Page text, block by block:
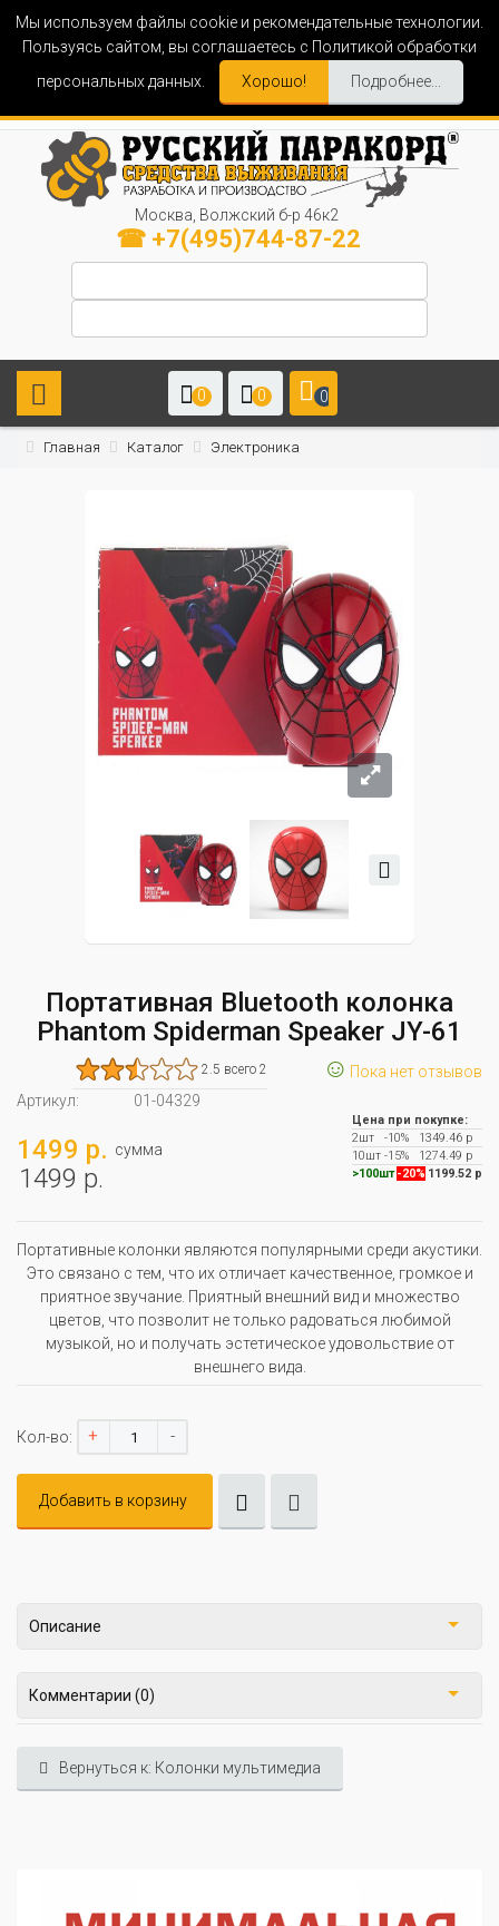
Мы используем файлы cookie и рекомендательные технологии.
Пользуясь сайтом, вы соглашаетесь с Политикой обработки
персональных данных.
Хорошо! Подробнее...
Москва, Волжский б-р 46к2
☎ +7(495)744-87-22
0 0 0
Главная Каталог Электроника
Портативная Bluetooth колонка
Phantom Spiderman Speaker JY-61
2.5 всего 2 ☺ Пока нет отзывов
Артикул:
01-04329
1499 р. сумма
1499 р.
Цена при покупке:
2шт
-10%
1349.46 р
10шт -15%
1274.49 р
>100шт -20% 1199.52 р
Портативные колонки являются популярными среди акустики.
Это связано с тем, что их отличает качественное, громкое и
приятное звучание. Приятный внешний вид и множество
цветов, что позволит не только радоваться любимой
музыкой, но и получать эстетическое удовольствие от
внешнего вида.
Кол-во: + -
Добавить в корзину
Описание
Комментарии (0)
Вернуться к: Колонки мультимедиа